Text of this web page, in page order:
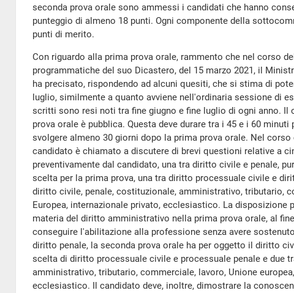
seconda prova orale sono ammessi i candidati che hanno
punteggio di almeno 18 punti. Ogni componente della
punti di merito.
Con riguardo alla prima prova orale, rammento che nel corso
programmatiche del suo Dicastero, del 15 marzo 2021, il
ha precisato, rispondendo ad alcuni quesiti, che si stima di
luglio, similmente a quanto avviene nell'ordinaria sessione di
scritti sono resi noti tra fine giugno e fine luglio di ogni anno. Il
prova orale è pubblica. Questa deve durare tra i 45 e i 60
svolgere almeno 30 giorni dopo la prima prova orale. Nel
candidato è chiamato a discutere di brevi questioni relative a
preventivamente dal candidato, una tra diritto civile e penale,
scelta per la prima prova, una tra diritto processuale civile e
diritto civile, penale, costituzionale, amministrativo, tributario,
Europea, internazionale privato, ecclesiastico. La disposizione
materia del diritto amministrativo nella prima prova orale, al
conseguire l'abilitazione alla professione senza avere
diritto penale, la seconda prova orale ha per oggetto il diritto
scelta di diritto processuale civile e processuale penale e due
amministrativo, tributario, commerciale, lavoro, Unione
ecclesiastico. Il candidato deve, inoltre, dimostrare la